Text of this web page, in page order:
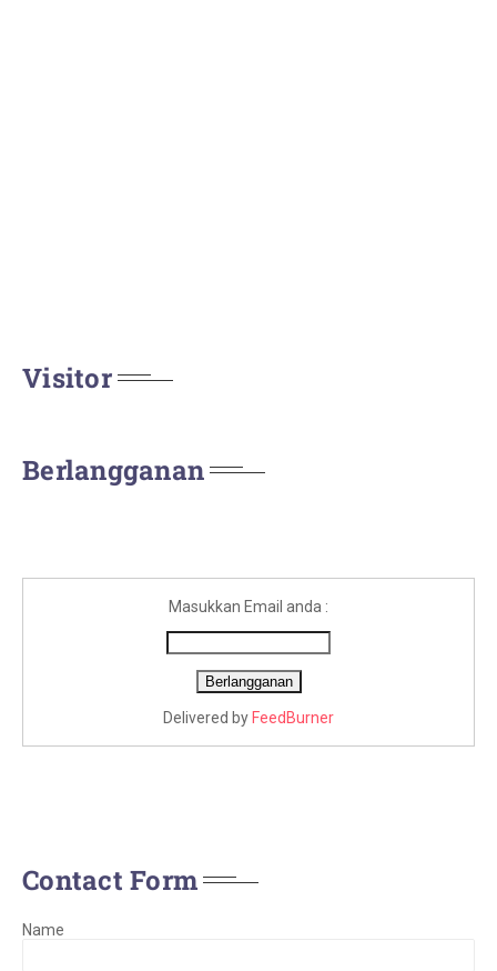
Visitor
Berlangganan
Masukkan Email anda :
Delivered byFeedBurner
Contact Form
Name